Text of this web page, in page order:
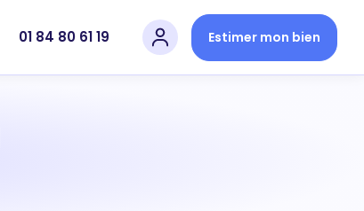
01 84 80 61 19 Estimer mon bien